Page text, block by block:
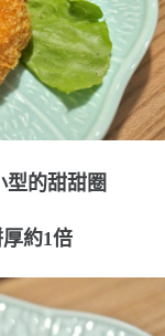
型的甜甜圈
約1倍